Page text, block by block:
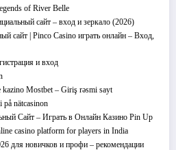
of River Belle
сайт – вход и зеркало (2026)
сайт | Pinco Casino играть онлайн – Вход,
и вход
Mostbet – Giriş rəsmi sayt
på nätcasinon
Сайт – Играть в Онлайн Казино Pin Up
casino platform for players in India
для новичков и профи – рекомендации